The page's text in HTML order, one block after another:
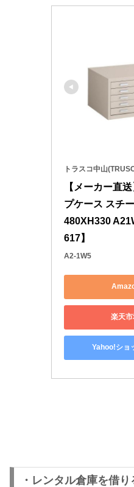
トラスコ中山
【メーカー直
プケース スチ
480XH330
617】
A2-1W5
楽天
Yahoo!ショ
・レンタル倉庫を借り